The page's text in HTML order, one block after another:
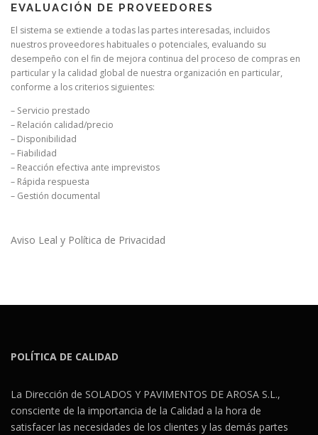
EVALUACIÓN DE PROVEEDORES
El sistema se extiende a todas las partes interesadas, incluidos
nuestros proveedores habituales o potenciales, evaluando su
desempeño con el fin de mejora continua del proceso de compras en
particular y la calidad global de nuestra organización en particular,
conforme a los criterios siguientes:
– Servicio prestado
– Relación calidad/precio
– Disponibilidad
– Fiabilidad
– Reacción efectiva ante imprevistos
– Rápida respuesta
– Gestión documental
Aviso Leal y Política de Privacidad
POLÍTICA DE CALIDAD
La Dirección de SOLADOS Y PAVIMENTOS DE AROSA S.L.,
consciente de la importancia de la Calidad a la hora de
satisfacer las necesidades de los clientes y las demás partes